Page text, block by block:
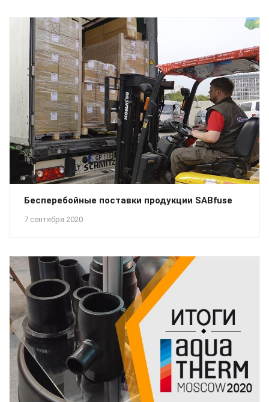
7 сентября 2020
Бесперебойные поставки продукции SABfuse